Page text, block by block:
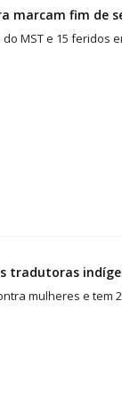
marcam fim de
MST e 15 feridos
tradutoras
mulheres e